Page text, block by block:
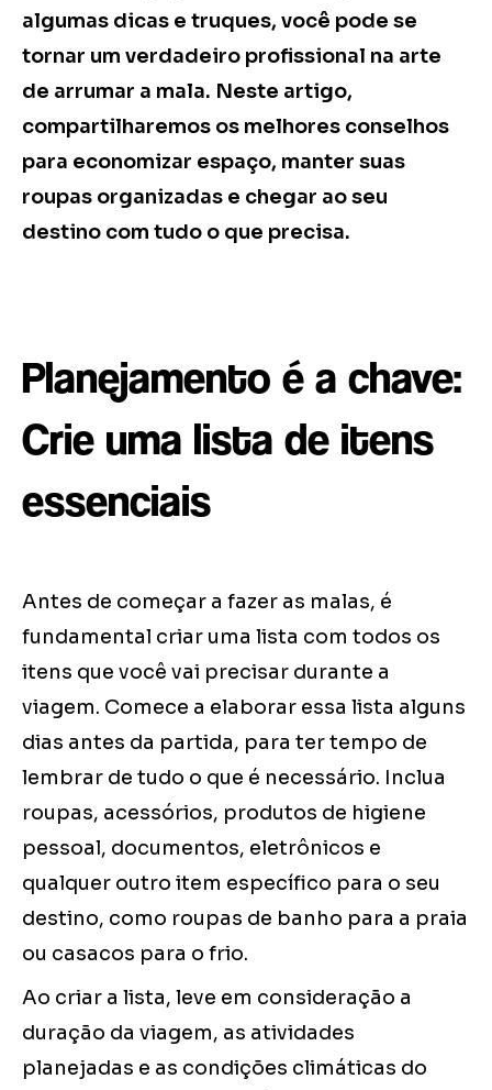
algumas dicas e truques, você pode se
tornar um verdadeiro profissional na arte
de arrumar a mala. Neste artigo,
compartilharemos os melhores conselhos
para economizar espaço, manter suas
roupas organizadas e chegar ao seu
destino com tudo o que precisa.
Planejamento é a chave:
Crie uma lista de itens
essenciais
Antes de começar a fazer as malas, é
fundamental criar uma lista com todos os
itens que você vai precisar durante a
viagem. Comece a elaborar essa lista alguns
dias antes da partida, para ter tempo de
lembrar de tudo o que é necessário. Inclua
roupas, acessórios, produtos de higiene
pessoal, documentos, eletrônicos e
qualquer outro item específico para o seu
destino, como roupas de banho para a praia
ou casacos para o frio.
Ao criar a lista, leve em consideração a
duração da viagem, as atividades
planejadas e as condições climáticas do